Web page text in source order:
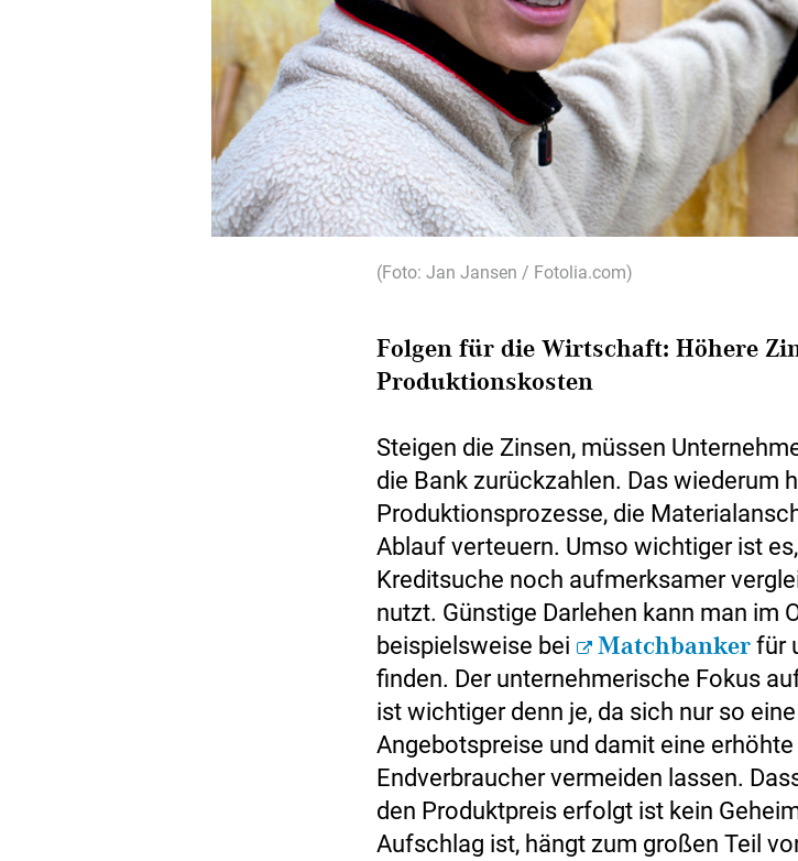
(Foto: Jan Jansen / Fotolia.com)
Folgen für die Wirtschaft: Höhere
Produktionskosten
Steigen die Zinsen, müssen
die Bank zurückzahlen. Das wiederum
Produktionsprozesse, die
Ablauf verteuern. Umso wichtiger ist
Kreditsuche noch aufmerksamer
nutzt. Günstige Darlehen kann man im
beispielsweise bei
Matchbanker für
finden. Der unternehmerische Fokus
ist wichtiger denn je, da sich nur so
Angebotspreise und damit eine
Endverbraucher vermeiden lassen.
den Produktpreis erfolgt ist kein
Aufschlag ist, hängt zum großen Teil